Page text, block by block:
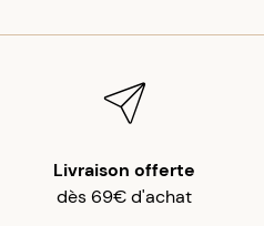
Livraison offerte
dès 69€ d'achat